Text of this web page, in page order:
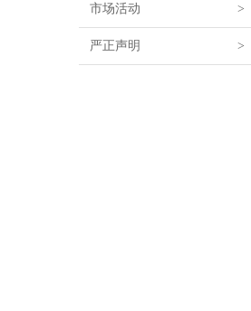
市场活动 >
严正声明 >